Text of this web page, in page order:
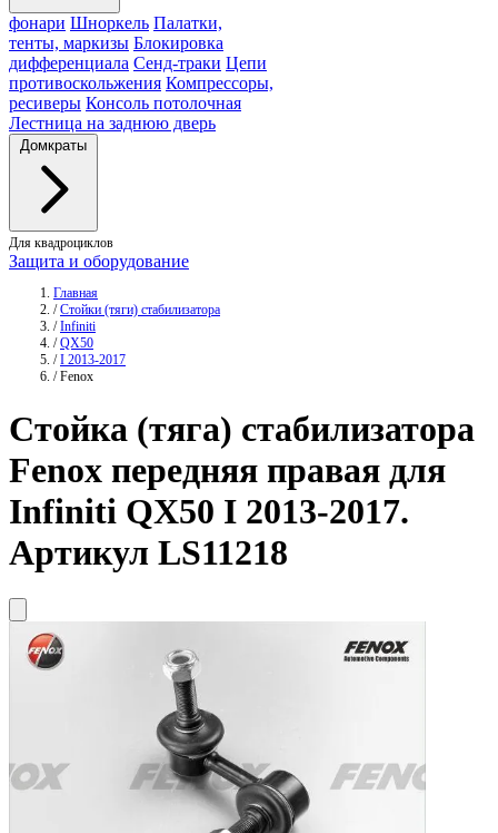
фонари Шноркель Палатки,
тенты, маркизы Блокировка
дифференциала Сенд-траки Цепи
противоскольжения Компрессоры,
ресиверы Консоль потолочная
Лестница на заднюю дверь
Домкраты
Для квадроциклов
Защита и оборудование
Главная
/ Стойки (тяги) стабилизатора
/ Infiniti
/ QX50
/ I 2013-2017
/ Fenox
Стойка (тяга) стабилизатора
Fenox передняя правая для
Infiniti QX50 I 2013-2017.
Артикул LS11218